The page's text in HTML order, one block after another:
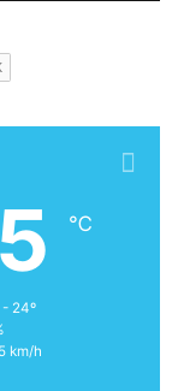
℃
- 24º
km/h